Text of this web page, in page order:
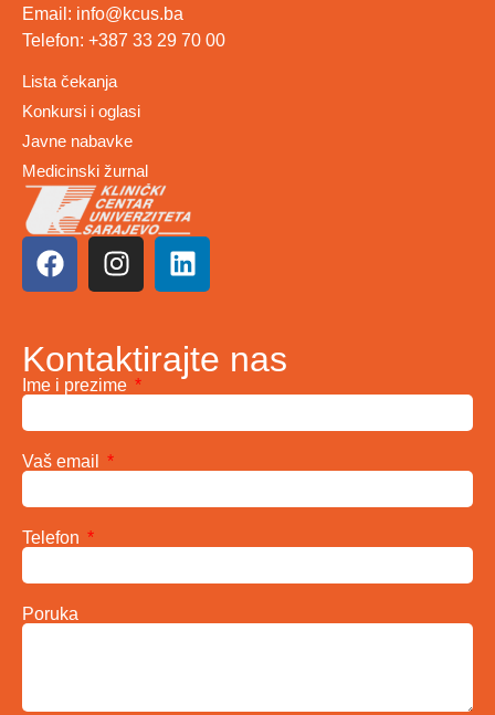
Email: info@kcus.ba
Telefon: +387 33 29 70 00
Lista čekanja
Konkursi i oglasi
Javne nabavke
Medicinski žurnal
Kontaktirajte nas
Ime i prezime
Vaš email
Telefon
Poruka